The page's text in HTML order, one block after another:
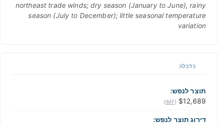
northeast trade winds; dry season (January to June), rainy
season (July to December); little seasonal temperature
variation
כלכלה
תוצר לנפש:
$12,689
(
IMF
)
דירוג תוצר לנפש: